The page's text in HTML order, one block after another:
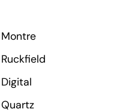
Montre
Ruckfield
Digital
Quartz